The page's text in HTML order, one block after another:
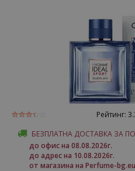
Рейтинг:
БЕЗПЛАТНА ДОСТАВКА ЗА
до офис на 08.08.2026г.
до адрес на 10.08.2026г.
от магазина на Perfume-